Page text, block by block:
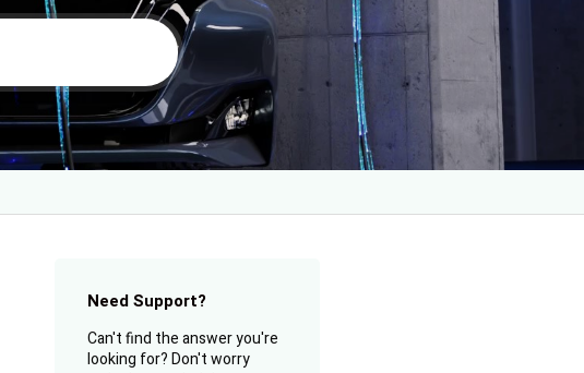
Need Support?
Can't find the answer you're
looking for? Don't worry